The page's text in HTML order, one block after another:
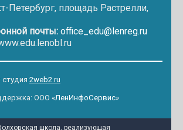
Петербург, площадь Растрелли,
почты: office_edu@lenreg.ru
2web2.ru
ООО «ЛенИнфоСервис»
школа, реализующая